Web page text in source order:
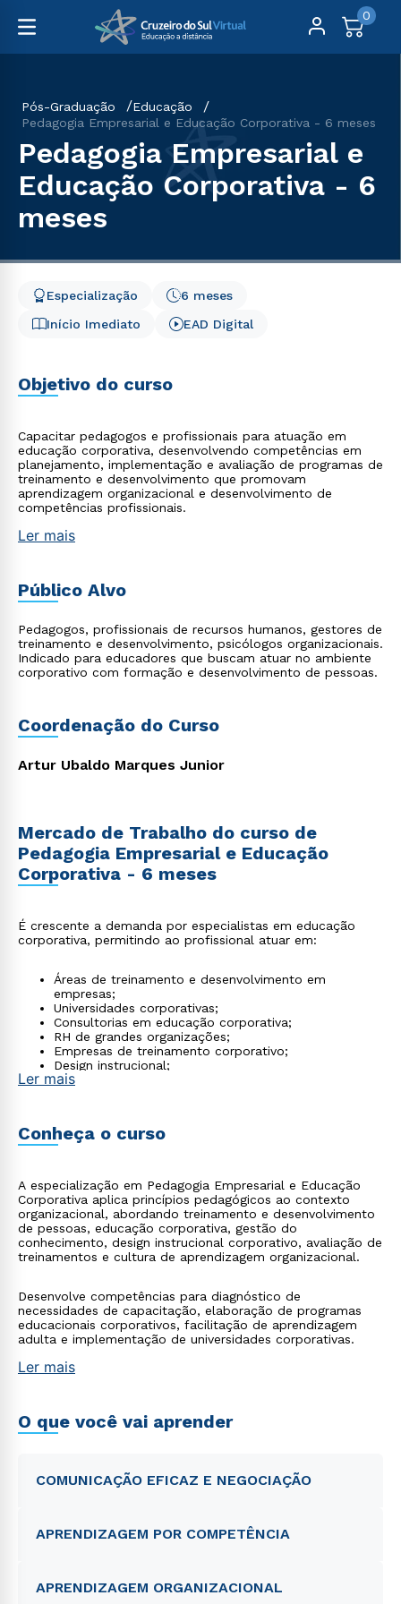
0
Pós-Graduação
Educação
Pedagogia Empresarial e Educação Corporativa - 6 meses
Pedagogia Empresarial e
Educação Corporativa - 6
meses
Início Imediato
6 meses
Especialização
EAD Digital
Objetivo do curso
Capacitar pedagogos e profissionais para atuação em
educação corporativa, desenvolvendo competências em
planejamento, implementação e avaliação de programas de
treinamento e desenvolvimento que promovam
aprendizagem organizacional e desenvolvimento de
competências profissionais.
Ler mais
Público Alvo
Pedagogos, profissionais de recursos humanos, gestores de
treinamento e desenvolvimento, psicólogos organizacionais.
Indicado para educadores que buscam atuar no ambiente
corporativo com formação e desenvolvimento de pessoas.
Coordenação do Curso
Artur Ubaldo Marques Junior
Mercado de Trabalho do curso de
Pedagogia Empresarial e Educação
Corporativa - 6 meses
É crescente a demanda por especialistas em educação
corporativa, permitindo ao profissional atuar em:
Áreas de treinamento e desenvolvimento em
empresas;
Universidades corporativas;
Consultorias em educação corporativa;
RH de grandes organizações;
Empresas de treinamento corporativo;
Design instrucional;
Gestão do conhecimento.
Ler mais
Conheça o curso
A especialização em Pedagogia Empresarial e Educação
Corporativa aplica princípios pedagógicos ao contexto
organizacional, abordando treinamento e desenvolvimento
de pessoas, educação corporativa, gestão do
conhecimento, design instrucional corporativo, avaliação de
treinamentos e cultura de aprendizagem organizacional.
Desenvolve competências para diagnóstico de
necessidades de capacitação, elaboração de programas
educacionais corporativos, facilitação de aprendizagem
adulta e implementação de universidades corporativas.
Ler mais
O que você vai aprender
COMUNICAÇÃO EFICAZ E NEGOCIAÇÃO
APRENDIZAGEM POR COMPETÊNCIA
APRENDIZAGEM ORGANIZACIONAL